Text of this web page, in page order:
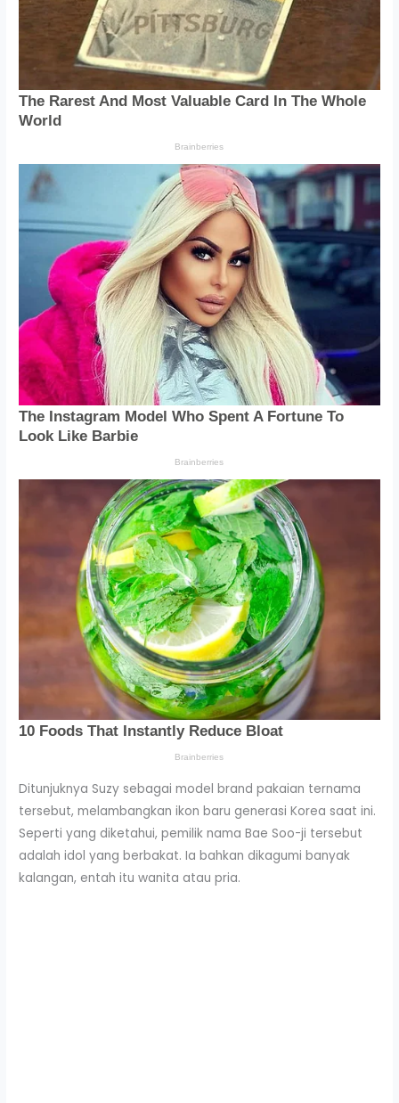
Ditunjuknya Suzy sebagai model brand pakaian ternama
tersebut, melambangkan ikon baru generasi Korea saat ini.
Seperti yang diketahui, pemilik nama Bae Soo-ji tersebut
adalah idol yang berbakat. Ia bahkan dikagumi banyak
kalangan, entah itu wanita atau pria.